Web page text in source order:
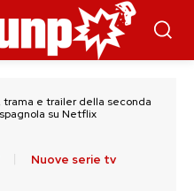
trama e trailer della seconda
su Netflix
Nuove serie tv